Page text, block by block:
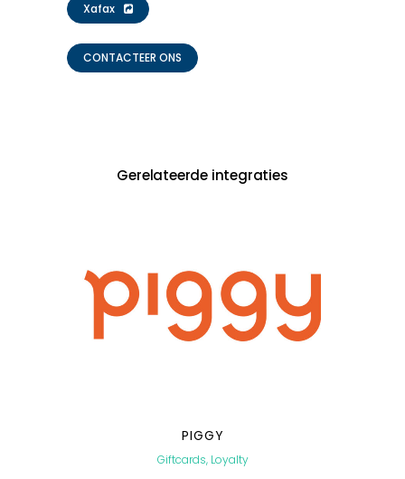
Xafax
CONTACTEER ONS
Gerelateerde integraties
PIGGY
Giftcards, Loyalty